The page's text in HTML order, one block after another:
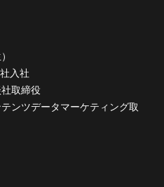
入社
取締役
ンツデータマーケティング取